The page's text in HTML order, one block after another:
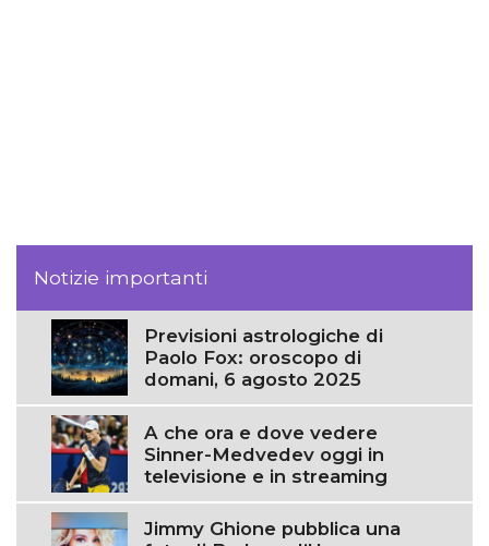
Notizie importanti
Previsioni astrologiche di
Paolo Fox: oroscopo di
domani, 6 agosto 2025
A che ora e dove vedere
Sinner-Medvedev oggi in
televisione e in streaming
Jimmy Ghione pubblica una